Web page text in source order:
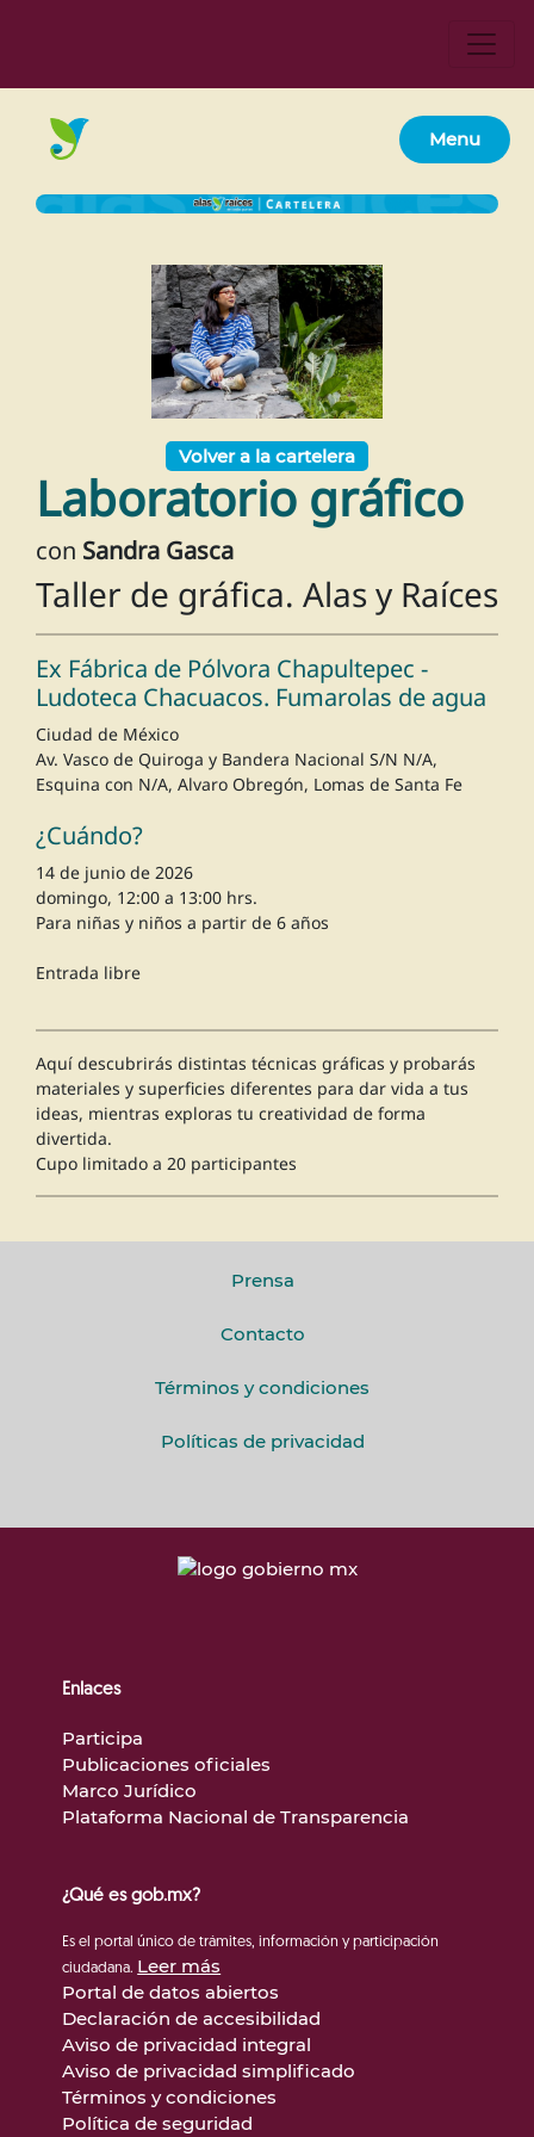
Menu
Volver a la cartelera
Laboratorio gráfico
con Sandra Gasca
Taller de gráfica. Alas y Raíces
Ex Fábrica de Pólvora Chapultepec -
Ludoteca Chacuacos. Fumarolas de agua
Ciudad de México
Av. Vasco de Quiroga y Bandera Nacional S/N N/A,
Esquina con N/A, Alvaro Obregón, Lomas de Santa Fe
¿Cuándo?
14 de junio de 2026
domingo, 12:00 a 13:00 hrs.
Para niñas y niños a partir de 6 años
Entrada libre
Aquí descubrirás distintas técnicas gráficas y probarás
materiales y superficies diferentes para dar vida a tus
ideas, mientras exploras tu creatividad de forma
divertida.
Cupo limitado a 20 participantes
Prensa
Contacto
Términos y condiciones
Políticas de privacidad
Enlaces
Participa
Publicaciones oficiales
Marco Jurídico
Plataforma Nacional de Transparencia
¿Qué es gob.mx?
Es el portal único de trámites, información y participación
ciudadana. Leer más
Portal de datos abiertos
Declaración de accesibilidad
Aviso de privacidad integral
Aviso de privacidad simplificado
Términos y condiciones
Política de seguridad